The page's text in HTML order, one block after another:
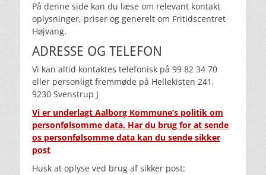
På denne side kan du læse om relevant kontakt
oplysninger, priser og generelt om Fritidscentret
Højvang.
ADRESSE OG TELEFON
Vi kan altid kontaktes telefonisk på 99 82 34 70
eller personligt fremmøde på Hellekisten 241,
9230 Svenstrup J
Vi er underlagt Aalborg Kommune’s politik om
personfølsomme data. Har du brug for at sende
os personfølsomme data kan du sende sikker
post
Husk at oplyse ved brug af sikker post: